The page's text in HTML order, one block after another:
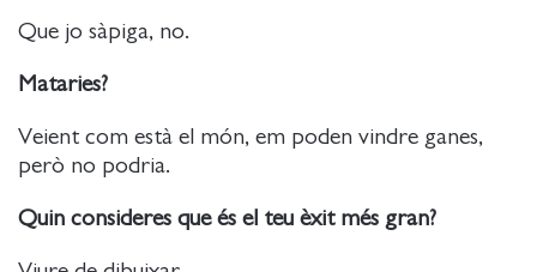
Que jo sàpiga, no.
Mataries?
Veient com està el món, em poden vindre ganes,
però no podria.
Quin consideres que és el teu èxit més gran?